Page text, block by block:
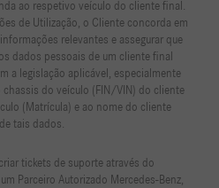
ao respetivo veículo do cliente final.
de Utilização, o Cliente concorda em
relevantes e assegurar que
dados pessoais de um cliente final
a legislação aplicável, especialmente
do veículo (FIN/VIN) do cliente
(Matrícula) e ao nome do cliente
tais dados.
tickets de suporte através do
Parceiro Autorizado Mercedes-Benz,